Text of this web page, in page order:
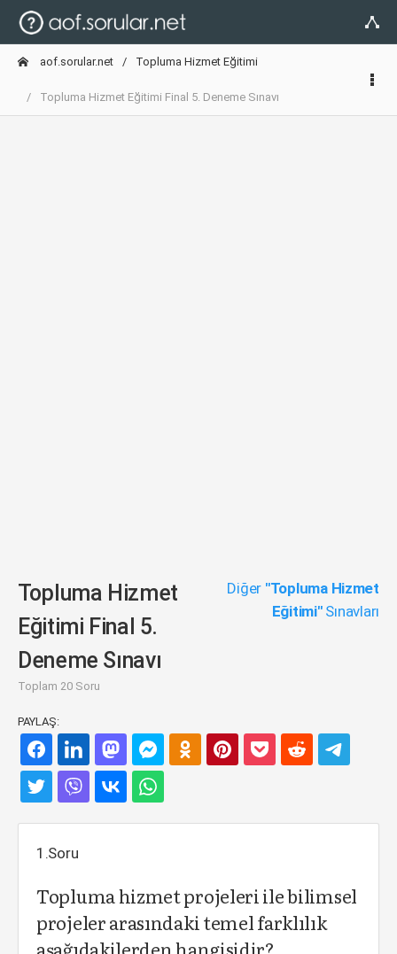
aof.sorular.net Topluma Hizmet Eğitimi
Topluma Hizmet Eğitimi Final 5. Deneme Sınavı
Topluma Hizmet
Eğitimi Final 5.
Deneme Sınavı
Toplam 20 Soru
Diğer "Topluma Hizmet
Eğitimi"Sınavları
PAYLAŞ:
1.Soru
Topluma hizmet projeleri ile bilimsel
projeler arasındaki temel farklılık
aşağıdakilerden hangisidir?